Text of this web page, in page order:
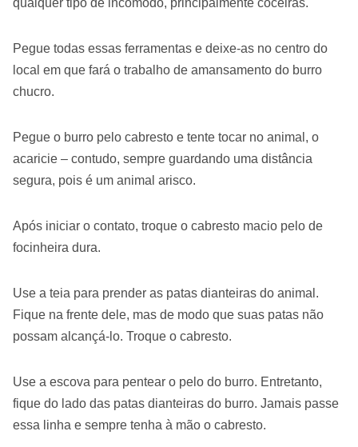
qualquer tipo de incômodo, principalmente coceiras.
Pegue todas essas ferramentas e deixe-as no centro do
local em que fará o trabalho de amansamento do burro
chucro.
Pegue o burro pelo cabresto e tente tocar no animal, o
acaricie – contudo, sempre guardando uma distância
segura, pois é um animal arisco.
Após iniciar o contato, troque o cabresto macio pelo de
focinheira dura.
Use a teia para prender as patas dianteiras do animal.
Fique na frente dele, mas de modo que suas patas não
possam alcançá-lo. Troque o cabresto.
Use a escova para pentear o pelo do burro. Entretanto,
fique do lado das patas dianteiras do burro. Jamais passe
essa linha e sempre tenha à mão o cabresto.